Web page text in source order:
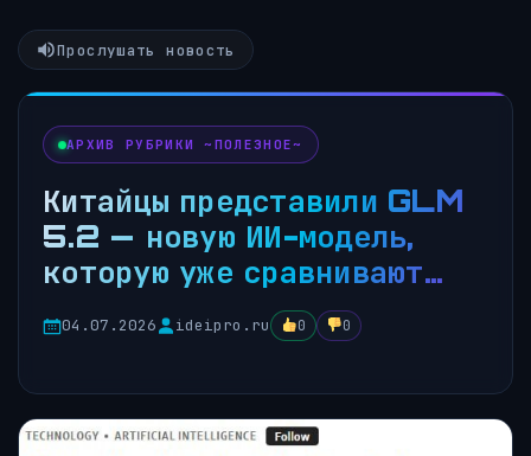
Прослушать новость
АРХИВ РУБРИКИ ~ПОЛЕЗНОЕ~
Китайцы представили GLM
5.2 — новую ИИ-модель,
которую уже сравнивают…
04.07.2026 ideipro.ru 0 0